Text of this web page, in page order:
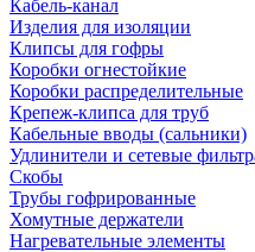
Кабель-канал
Изделия для изоляции
Клипсы для гофры
Коробки огнестойкие
Коробки распределительные
Крепеж-клипса для труб
Кабельные вводы (сальники)
Удлинители и сетевые
Скобы
Трубы гофрированные
Хомутные держатели
Нагревательные элементы